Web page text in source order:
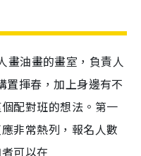
油畫的畫室，負責人
置揮春，加上身邊有不
配對班的想法。第一
非常熱列，報名人數
可以在